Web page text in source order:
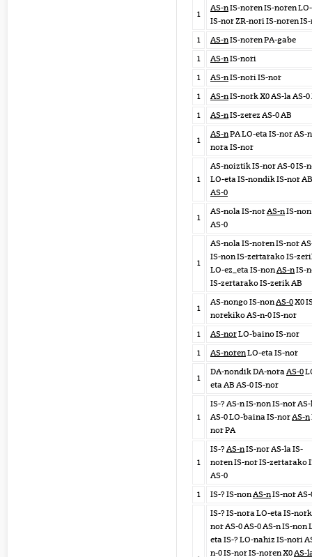
1
AS-nIS-noren IS-noren
IS-nor ZR-nori IS-noren
1
AS-nIS-noren PA-gabe
1
AS-nIS-nori
1
AS-nIS-nori IS-nor
1
AS-nIS-nork X0 AS-la AS-0
1
AS-nIS-zerez AS-0 AB
1
AS-nPA LO-eta IS-nor AS-
nora IS-nor
1
AS-noiztik IS-nor AS-0 IS-
LO-eta IS-nondik IS-nor AB
AS-0
1
AS-nola IS-norAS-nIS-non
AS-0
1
AS-nola IS-noren IS-nor
IS-non IS-zertarako IS-
LO-ez_eta IS-nonAS-nIS-
IS-zertarako IS-zerik AB
1
AS-nongo IS-nonAS-0X0
norekiko AS-n-0 IS-nor
1
AS-norLO-baino IS-nor
1
AS-norenLO-eta IS-nor
1
DA-nondik DA-noraAS-0
eta AB AS-0 IS-nor
1
IS-? AS-n IS-non IS-nor
AS-0 LO-baina IS-norAS-n
nor PA
1
IS-? AS-nIS-nor AS-la IS-
noren IS-nor IS-zertarako
AS-0
1
IS-? IS-nonAS-nIS-nor AS-
IS-? IS-nora LO-eta IS-
nor AS-0 AS-0 AS-n IS-non
eta IS-? LO-nahiz IS-nori
n-0 IS-nor IS-noren X0AS-